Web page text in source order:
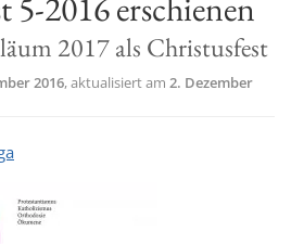
t
i
o
2017 als Christusfest
2016, aktualisiert am 2. Dezember